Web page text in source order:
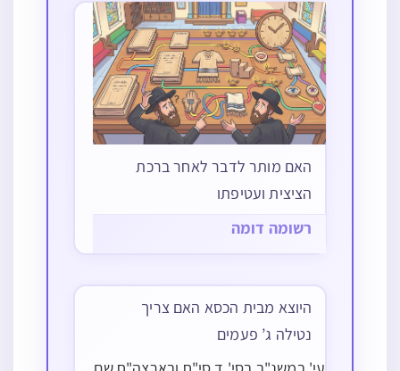
האם מותר לדבר לאחר ברכת
הציצית ועטיפתו
רשומה דומה
היוצא מבית הכסא האם צריך
נטילה ג’ פעמים